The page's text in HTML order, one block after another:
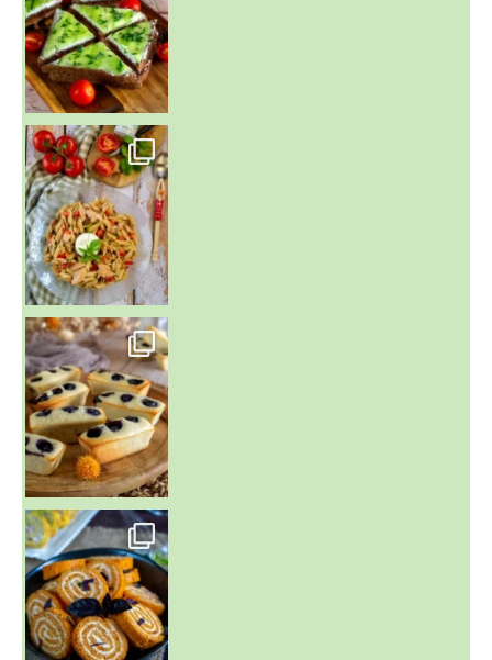
~ SALADE DE PÂTES AUX DEUX TOMATES THON ET BURRA
~ FINANCIERS MYRTILLES ET CITRON ~
Aujourd'hu